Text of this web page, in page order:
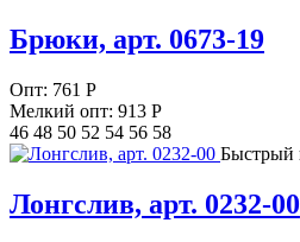
Брюки, арт. 0673-19
Опт: 761 Р
Мелкий опт: 913 Р
46 48 50 52 54 56 58
Быстрый
Лонгслив, арт. 0232-00